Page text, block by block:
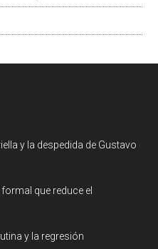
y la despedida de Gustavo
que reduce el
y la regresión